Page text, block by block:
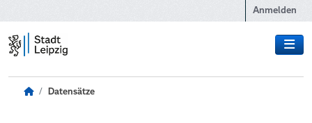
Anmelden
Datensätze